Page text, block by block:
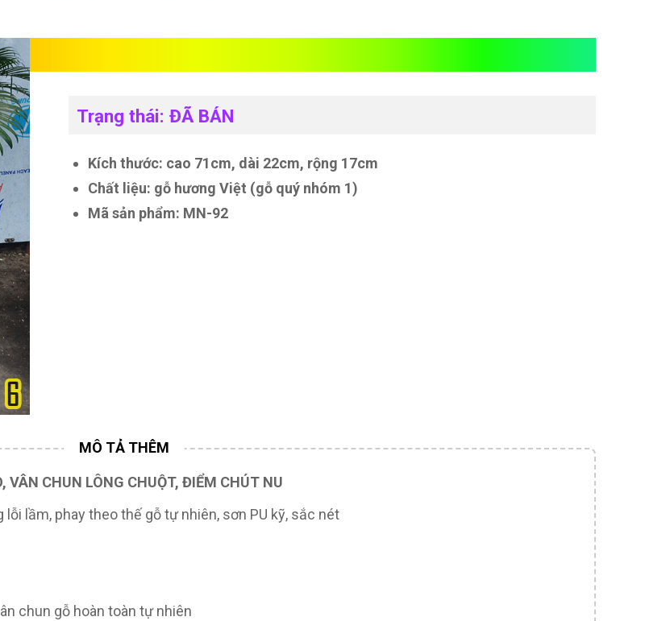
Trạng thái: ĐÃ BÁN
Kích thước: cao 71cm, dài 22cm, rộng 17cm
Chất liệu: gỗ hương Việt (gỗ quý nhóm 1)
Mã sản phẩm: MN-92
CHUN LÔNG CHUỘT, ĐIỂM CHÚT NU
lầm, phay theo thế gỗ tự nhiên, sơn PU kỹ, sắc nét
chun gỗ hoàn toàn tự nhiên